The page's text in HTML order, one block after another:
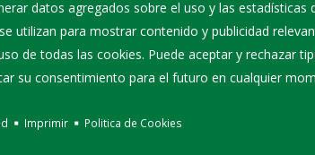
y participantes.
disculpen las molestias que esta actividad pueda
datos agregados sobre el uso y las estadísticas
utilizan para mostrar contenido y publicidad
de todas las cookies. Puede aceptar y rechazar
su consentimiento para el futuro en cualquier
Imprimir Politica de Cookies